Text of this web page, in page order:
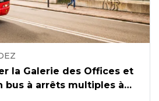
la Galerie des Offices et
bus à arrêts multiples à